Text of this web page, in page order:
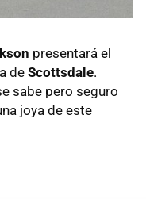
presentará el
de Scottsdale.
sabe pero seguro
joya de este